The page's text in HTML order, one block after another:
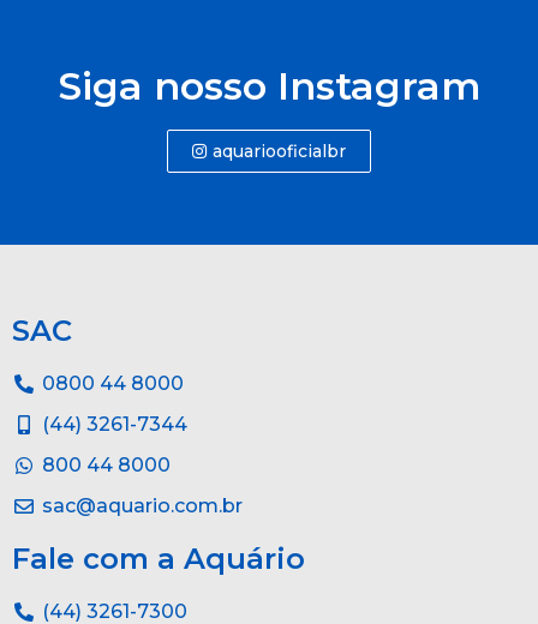
Siga nosso Instagram
aquariooficialbr
SAC
0800 44 8000
(44) 3261-7344
800 44 8000
sac@aquario.com.br
Fale com a Aquário
(44) 3261-7300